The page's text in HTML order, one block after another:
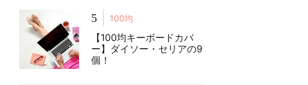
5 100均
【100均キーボードカバ
ー】ダイソー・セリアの9
個！